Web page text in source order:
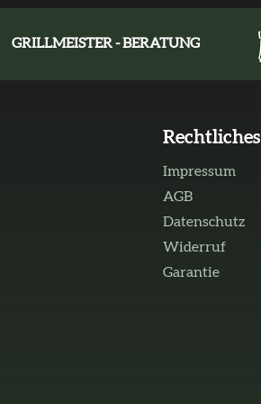
GRILLMEISTER - BERATUNG
Rechtliches
Impressum
AGB
Datenschutz
Widerruf
Garantie